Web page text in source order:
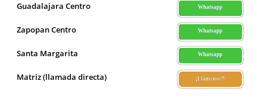
Guadalajara Centro Whatsapp
Zapopan Centro Whatsapp
Santa Margarita Whatsapp
Matriz (llamada directa) ¡Llámenos!!